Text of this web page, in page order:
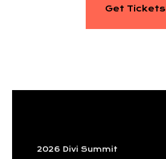
Get Tickets
2026 Divi Summit